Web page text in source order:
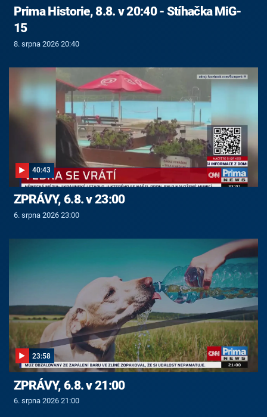
Prima Historie, 8.8. v 20:40 - Stíhačka MiG-
15
8. srpna 2026 20:40
40:43
ZPRÁVY, 6.8. v 23:00
6. srpna 2026 23:00
23:58
ZPRÁVY, 6.8. v 21:00
6. srpna 2026 21:00